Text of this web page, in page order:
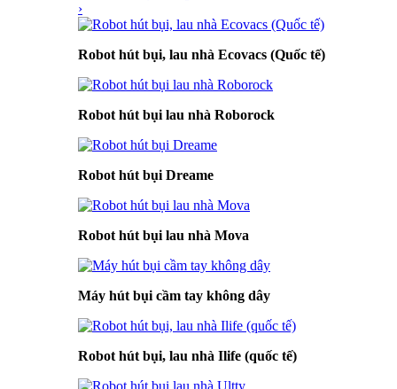
›
Robot hút bụi, lau nhà Ecovacs (Quốc tế)
Robot hút bụi lau nhà Roborock
Robot hút bụi Dreame
Robot hút bụi lau nhà Mova
Máy hút bụi cầm tay không dây
Robot hút bụi, lau nhà Ilife (quốc tế)